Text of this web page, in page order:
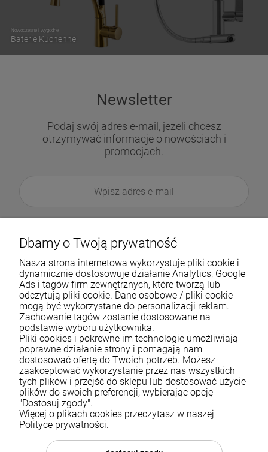
Nowoczesne i wygodne
Baterie Kuchenne
Newsletter
Podaj swój adres e-mail, jeżeli chcesz
otrzymywać informacje o nowościach i
promocjach.
Pomoc
Moje konto
Płatności i dostawa
Informacje
Dbamy o Twoją prywatność
Nasza strona internetowa wykorzystuje pliki cookie i
dynamicznie dostosowuje działanie Analytics, Google
Ads i tagów firm zewnętrznych, które tworzą lub
odczytują pliki cookie. Dane osobowe / pliki cookie
mogą być wykorzystane do personalizacji reklam.
Zachowanie tagów zostanie dostosowane na
podstawie wyboru użytkownika.
Pliki cookies i pokrewne im technologie umożliwiają
poprawne działanie strony i pomagają nam
dostosować ofertę do Twoich potrzeb. Możesz
zaakceptować wykorzystanie przez nas wszystkich
tych plików i przejść do sklepu lub dostosować użycie
plików do swoich preferencji, wybierając opcję
"Dostosuj zgody".
Więcej o plikach cookies przeczytasz w naszej
Polityce prywatności.